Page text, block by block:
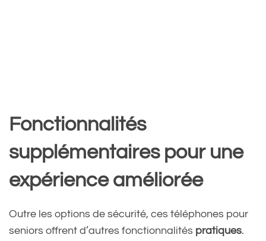
Fonctionnalités
supplémentaires pour une
expérience améliorée
Outre les options de sécurité, ces téléphones pour
seniors offrent d’autres fonctionnalités pratiques.